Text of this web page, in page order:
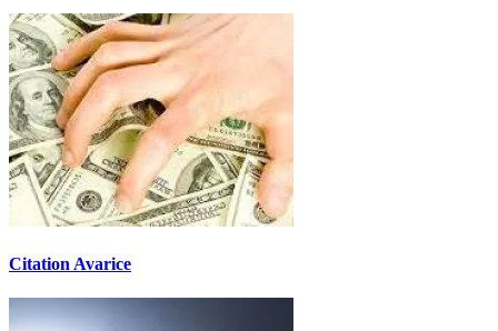
Citation Avarice